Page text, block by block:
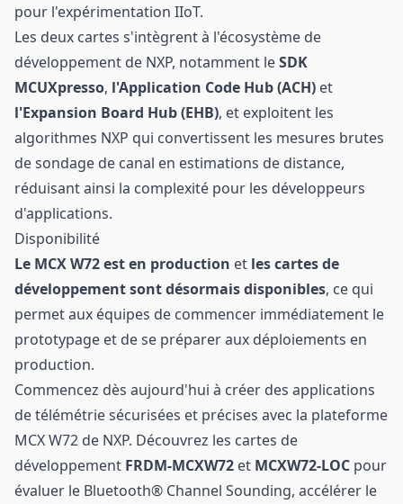
pour l'expérimentation IIoT.
Les deux cartes s'intègrent à l'écosystème de
développement de NXP, notamment leSDK
MCUXpresso, l'Application Code Hub (ACH) et
l'Expansion Board Hub (EHB), et exploitent les
algorithmes NXP qui convertissent les mesures brutes
de sondage de canal en estimations de distance,
réduisant ainsi la complexité pour les développeurs
d'applications.
Disponibilité
Le MCX W72 est en production et les cartes de
développement sont désormais disponibles, ce qui
permet aux équipes de commencer immédiatement le
prototypage et de se préparer aux déploiements en
production.
Commencez dès aujourd'hui à créer des applications
de télémétrie sécurisées et précises avec la plateforme
MCX W72 de NXP. Découvrez les cartes de
développement FRDM-MCXW72 et MCXW72-LOC pour
évaluer le Bluetooth® Channel Sounding, accélérer le